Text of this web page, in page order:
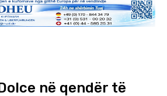
në qendër të